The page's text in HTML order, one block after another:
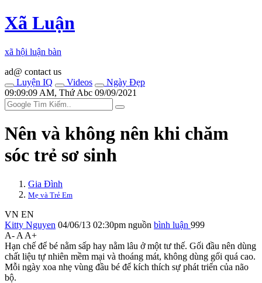
Xã Luận
xã hội luận bàn
ad@ contact us
Luyện IQ
Videos
Ngày Đẹp
09:09:09 AM, Thứ Abc 09/09/2021
Nên và không nên khi chăm
sóc trẻ sơ sinh
Gia Đình
Mẹ và Trẻ Em
VN EN
Kitty Nguyen 04/06/13 02:30pm nguồn bình luận 999
A- A A+
Hạn chế để bé nằm sấp hay nằm lâu ở một tư thế. Gối đầu nên dùng
chất liệu tự nhiên mềm mại và thoáng mát, không dùng gối quá cao.
Mỗi ngày xoa nhẹ vùng đầu bé để kíc‌h thí‌ch sự phát triển của não
bộ.